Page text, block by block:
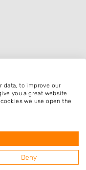
data, to improve our
you a great website
we use open the
Deny